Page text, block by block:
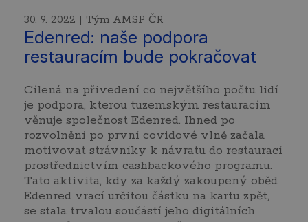
30. 9. 2022 | Tým AMSP ČR
Edenred: naše podpora
restauracím bude pokračovat
Cílená na přivedení co největšího počtu lidí
je podpora, kterou tuzemským restauracím
věnuje společnost Edenred. Ihned po
rozvolnění po první covidové vlně začala
motivovat strávníky k návratu do restaurací
prostřednictvím cashbackového programu.
Tato aktivita, kdy za každý zakoupený oběd
Edenred vrací určitou částku na kartu zpět,
se stala trvalou součástí jeho digitálních